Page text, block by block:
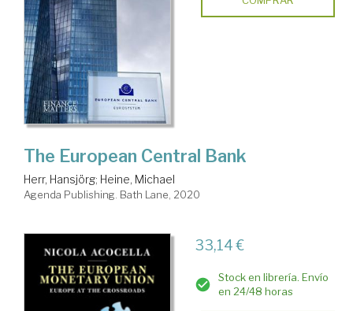
The European Central Bank
Herr, Hansjörg; Heine, Michael
Agenda Publishing. Bath Lane, 2020
33,14 €
Stock en librería. Envío
en 24/48 horas